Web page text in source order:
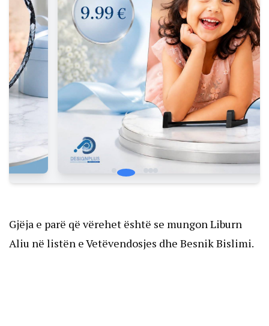
Gjëja e parë që vërehet është se mungon Liburn
Aliu në listën e Vetëvendosjes dhe Besnik Bislimi.